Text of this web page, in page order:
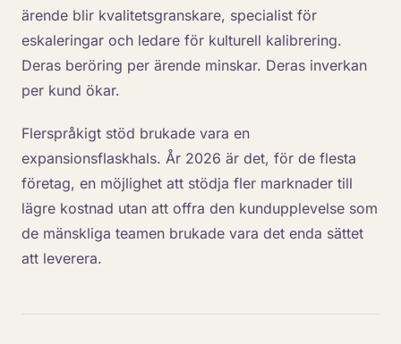
ärende blir kvalitetsgranskare, specialist för
eskaleringar och ledare för kulturell kalibrering.
Deras beröring per ärende minskar. Deras inverkan
per kund ökar.
Flerspråkigt stöd brukade vara en
expansionsflaskhals. År 2026 är det, för de flesta
företag, en möjlighet att stödja fler marknader till
lägre kostnad utan att offra den kundupplevelse som
de mänskliga teamen brukade vara det enda sättet
att leverera.